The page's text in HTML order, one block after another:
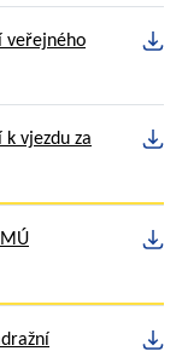
veřejného
vjezdu za